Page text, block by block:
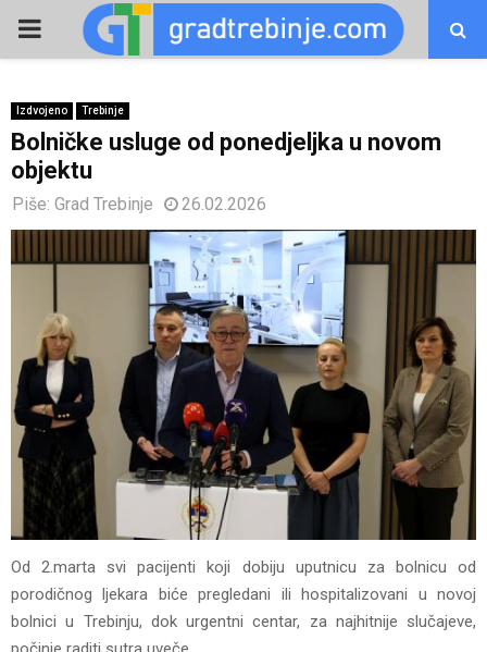
PRIMARY
Izdvojeno Trebinje
Bolničke usluge od ponedjeljka u novom
objektu
Piše: Grad Trebinje 26.02.2026
Od 2.marta svi pacijenti koji dobiju uputnicu za bolnicu od
porodičnog ljekara biće pregledani ili hospitalizovani u novoj
bolnici u Trebinju, dok urgentni centar, za najhitnije slučajeve,